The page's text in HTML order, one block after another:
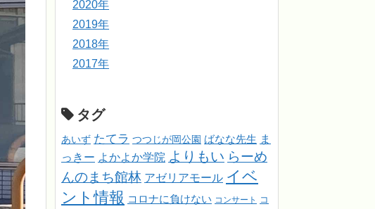
2020年
2019年
2018年
2017年
タグ
あいず たてラ つつじが岡公園 ばなな先生 ま
っきー よかよか学院 よりもい らーめ
んのまち館林 アゼリアモール イベ
ント情報 コロナに負けない コンサート
コ